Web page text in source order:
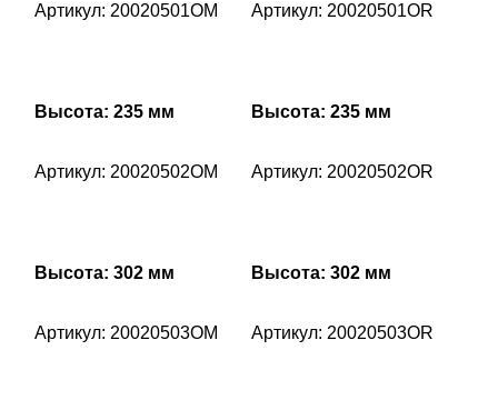
Артикул: 20020501OM
Высота: 235 мм
Артикул: 20020502OM
Высота: 302 мм
Артикул: 20020503OM
Артикул: 20020501OR
Высота: 235 мм
Артикул: 20020502OR
Высота: 302 мм
Артикул: 20020503OR